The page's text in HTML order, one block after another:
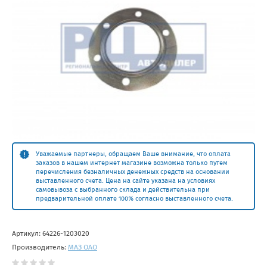
Уважаемые партнеры, обращаем Ваше внимание, что оплата
заказов в нашем интернет магазине возможна только путем
перечисления безналичных денежных средств на основании
выставленного счета. Цена на сайте указана на условиях
самовывоза с выбранного склада и действительна при
предварительной оплате 100% согласно выставленного счета.
Артикул: 64226-1203020
Производитель: МАЗ ОАО